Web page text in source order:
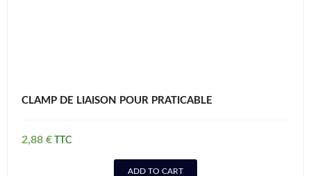
CLAMP DE LIAISON POUR PRATICABLE
2,88 €
ADD TO CART